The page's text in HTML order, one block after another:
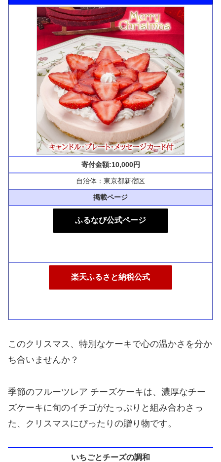
寄付金額:10,000円
自治体：東京都新宿区
掲載ページ
ふるなび公式ページ
楽天ふるさと納税公式
このクリスマス、特別なケーキで心の温かさを分か
ち合いませんか？
季節のフルーツレア チーズケーキは、濃厚なチー
ズケーキに旬のイチゴがたっぷりと組み合わさっ
た、クリスマスにぴったりの贈り物です。
いちごとチーズの調和